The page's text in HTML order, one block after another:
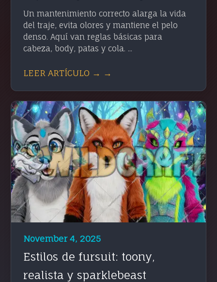
Un mantenimiento correcto alarga la vida
del traje, evita olores y mantiene el pelo
denso. Aquí van reglas básicas para
cabeza, body, patas y cola. ...
LEER ARTÍCULO → →
November 4, 2025
Estilos de fursuit: toony,
realista y sparklebeast